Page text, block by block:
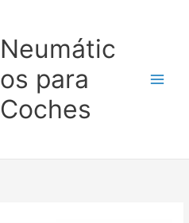
Neumátic
os para
Coches